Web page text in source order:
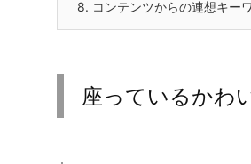
8. コンテンツからの連想キー
座っているかわ